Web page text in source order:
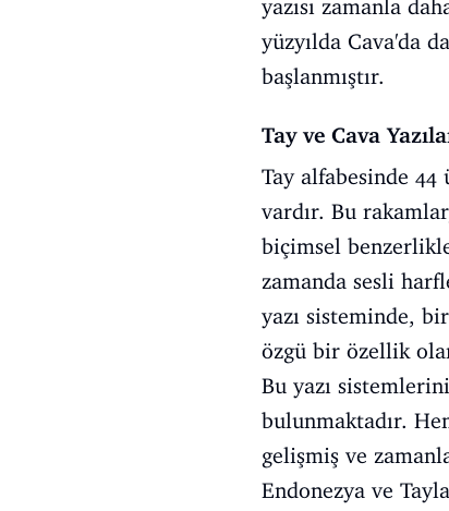
yazısı zamanla
yüzyılda Cava'da
başlanmıştır.
Tay ve Cava
Tay alfabesinde 44
vardır. Bu
biçimsel
zamanda sesli
yazı sisteminde,
özgü bir özellik
Bu yazı
bulunmaktadır.
gelişmiş ve
Endonezya ve